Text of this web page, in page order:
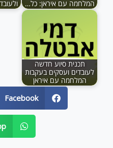
המלחמה עם איראן: כל…
תכנית סיוע חדשה
לעובדים ועסקים בעקבות
המלחמה עם איראן
Facebook